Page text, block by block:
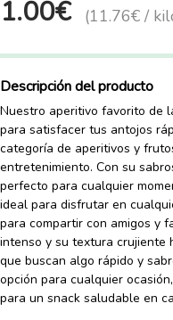
1.00€ (11.76€ /
Descripción del producto
Nuestro aperitivo favorito de
para satisfacer tus antojos
categoría de aperitivos y
entretenimiento. Con su
perfecto para cualquier
ideal para disfrutar en
para compartir con amigos y
intenso y su textura crujiente
que buscan algo rápido y
opción para cualquier
para un snack saludable en